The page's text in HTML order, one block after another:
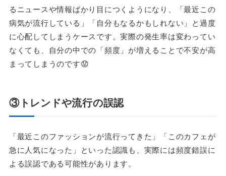
るニュースや情報ばかり目につくようになり、「最近この
病気が流行している」「自分もなるかもしれない」と過度
に心配してしまうケースです。実際の発生率は変わってい
なくても、自分の中での「頻度」が増えることで不安が高
まってしまうのです😟
③トレンドや流行の誤認
「最近このファッションが流行ってきた」「このカフェが
急に人気になった」といった認識も、実際には頻度錯誤に
よる誤認である可能性があります。